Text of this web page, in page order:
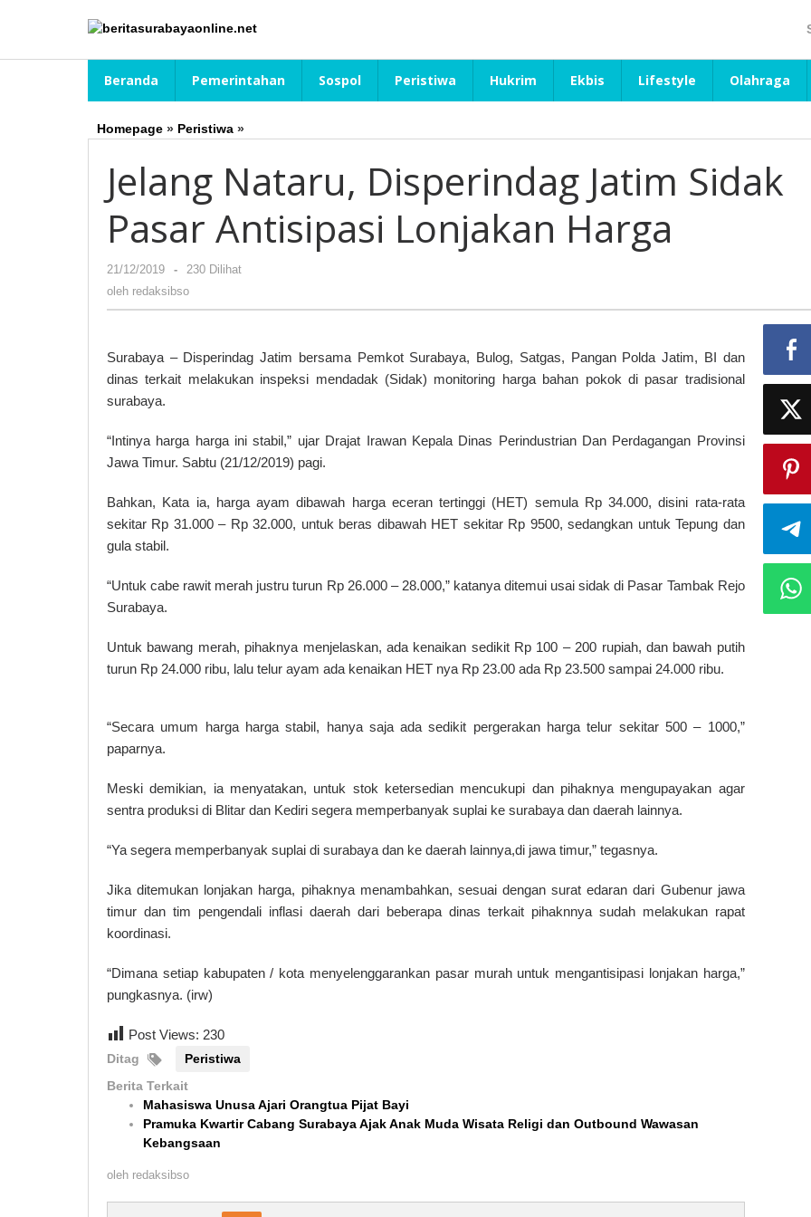
Beranda Pemerintahan Sospol Peristiwa Hukrim Ekbis Lifestyle Olahraga
Homepage » Peristiwa »
Disperindag
Jatim
Pasar
Antisipasi
Jelang Nataru, Disperindag Jatim Sidak
Pasar Antisipasi Lonjakan Harga
21/12/2019
oleh
redaksibso
-
230 Dilihat
oleh redaksibso
Surabaya – Disperindag Jatim bersama Pemkot Surabaya, Bulog, Satgas, Pangan Polda Jatim, BI dan
dinas terkait melakukan inspeksi mendadak (Sidak) monitoring harga bahan pokok di pasar tradisional
surabaya.
“Intinya harga harga ini stabil,” ujar Drajat Irawan Kepala Dinas Perindustrian Dan Perdagangan Provinsi
Jawa Timur. Sabtu (21/12/2019) pagi.
Bahkan, Kata ia, harga ayam dibawah harga eceran tertinggi (HET) semula Rp 34.000, disini rata-rata
sekitar Rp 31.000 – Rp 32.000, untuk beras dibawah HET sekitar Rp 9500, sedangkan untuk Tepung dan
gula stabil.
“Untuk cabe rawit merah justru turun Rp 26.000 – 28.000,” katanya ditemui usai sidak di Pasar Tambak Rejo
Surabaya.
Untuk bawang merah, pihaknya menjelaskan, ada kenaikan sedikit Rp 100 – 200 rupiah, dan bawah putih
turun Rp 24.000 ribu, lalu telur ayam ada kenaikan HET nya Rp 23.00 ada Rp 23.500 sampai 24.000 ribu.
“Secara umum harga harga stabil, hanya saja ada sedikit pergerakan harga telur sekitar 500 – 1000,”
paparnya.
Meski demikian, ia menyatakan, untuk stok ketersedian mencukupi dan pihaknya mengupayakan agar
sentra produksi di Blitar dan Kediri segera memperbanyak suplai ke surabaya dan daerah lainnya.
“Ya segera memperbanyak suplai di surabaya dan ke daerah lainnya,di jawa timur,” tegasnya.
Jika ditemukan lonjakan harga, pihaknya menambahkan, sesuai dengan surat edaran dari Gubenur jawa
timur dan tim pengendali inflasi daerah dari beberapa dinas terkait pihaknnya sudah melakukan rapat
koordinasi.
“Dimana setiap kabupaten / kota menyelenggarankan pasar murah untuk mengantisipasi lonjakan harga,”
pungkasnya. (irw)
Post Views: 230
Ditag
Peristiwa
Berita Terkait
Mahasiswa Unusa Ajari Orangtua Pijat Bayi
Pramuka Kwartir Cabang Surabaya Ajak Anak Muda Wisata Religi dan Outbound Wawasan
Kebangsaan
oleh redaksibso